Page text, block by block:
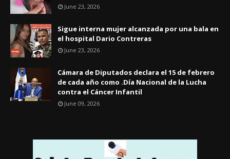
June 23, 2026
Sigue interna mujer alcanzada por una bala en
el hospital Dario Contreras
June 23, 2026
Cámara de Diputados declara el 15 de febrero
de cada año como .Día Nacional de la Lucha
contra el Cáncer Infantil
June 09, 2026